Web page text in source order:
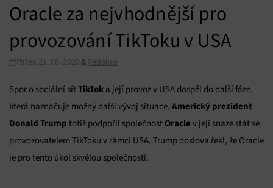
Oracle za nejvhodnější pro
provozování TikToku v USA
Pátek 21. 08. 2020 Redakce
Spor o sociální síťTikTok a její provoz v USA dospěl do další fáze,
která naznačuje možný další vývoj situace. Americký prezident
Donald Trump totiž podpořil společnost Oracle v její snaze stát se
provozovatelem TikToku v rámci USA. Trump doslova řekl, že Oracle
je pro tento úkol skvělou společností.